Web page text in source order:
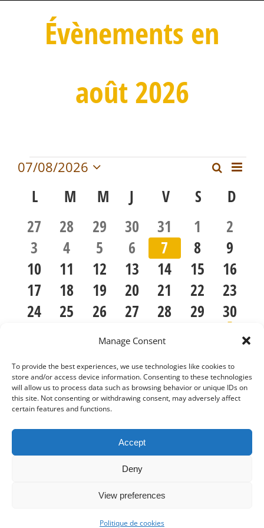
Manage Consent
To provide the best experiences, we use technologies like cookies to
store and/or access device information. Consenting to these technologies
will allow us to process data such as browsing behavior or unique IDs on
this site. Not consenting or withdrawing consent, may adversely affect
certain features and functions.
Accept
Deny
View preferences
Politique de cookies
Évènements en
août 2026
Évènements
de
vues
Recherche
Mois
07/08/2026
une
date.Calendrier
de
Évènements
LLUNDI
M MARDI
M MERCREDI
J JEUDIV VENDREDI
S SAMEDI
D
0
évènements
27
0
évènements
28
0
évènements
29
0
évènements
30
0
évènements
31
0
1
0
2
0
évènements
3
0
évènements
4
0
évènements
5
0
évènements
6
0
évènements
7
0
8
0
9
0
évènements
10
0
évènements
11
0
évènements
12
0
évènements
13
0
évènements
14
0
évènements
15
0
16
0
évènements
17
0
évènements
18
0
évènements
19
0
évènements
20
0
évènements
21
0
évènements
22
0
23
0
24
0
25
0
26
0
27
0
28
0
évènements
29
1
30
évènementsévènements
2 3
Notice
Il n’y a pas d’évènements ce jour là.
Juil Ce mois-ci
S’abonner au calendrier